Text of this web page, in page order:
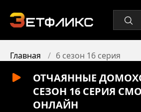
Главная 6 сезон 16 серия
ОТЧАЯННЫЕ
СЕЗОН 16 СЕРИЯ
ОНЛАЙН